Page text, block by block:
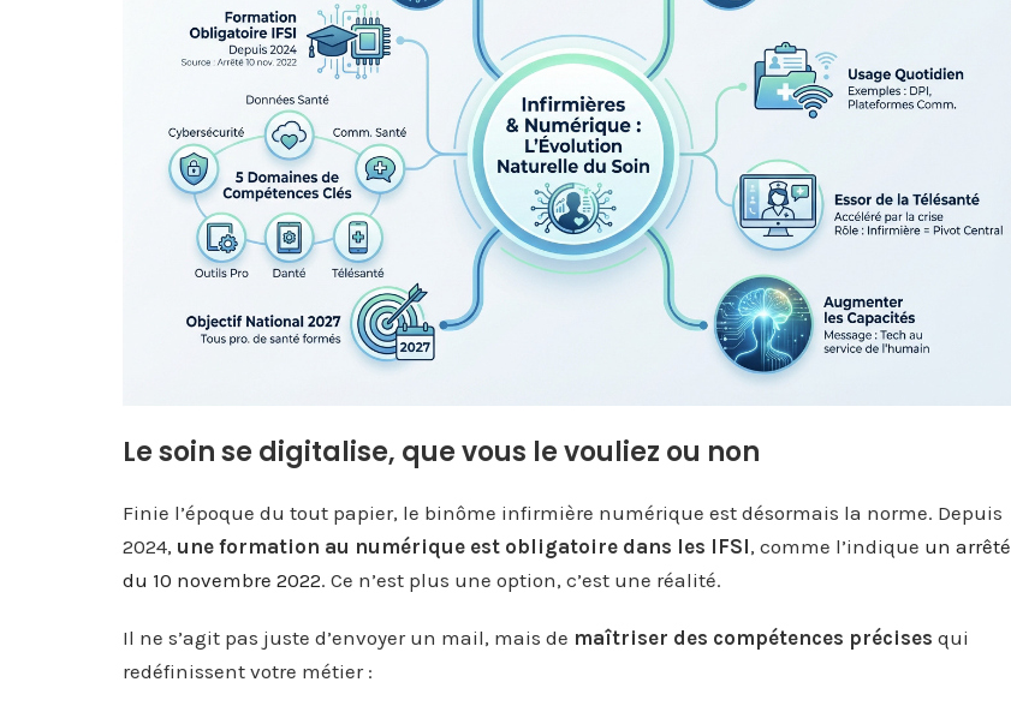
Le soin se digitalise, que vous le vouliez ou non
Finie l’époque du tout papier, le binôme infirmière numérique est désormais la norme. Depuis
2024, une formation au numérique est obligatoire dans les IFSI, comme l’indique un arrêté
du 10 novembre 2022. Ce n’est plus une option, c’est une réalité.
Il ne s’agit pas juste d’envoyer un mail, mais de maîtriser des compétences précises qui
redéfinissent votre métier :